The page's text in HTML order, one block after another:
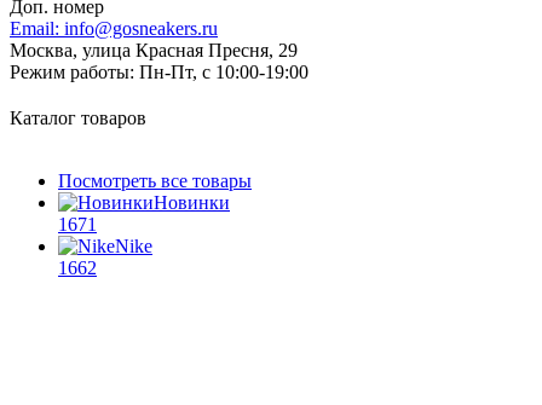
Доп. номер
Email: info@gosneakers.ru
Москва, улица Красная Пресня, 29
Режим работы: Пн-Пт, с 10:00-19:00
Каталог товаров
Посмотреть все товары
Новинки
1671
Nike
1662